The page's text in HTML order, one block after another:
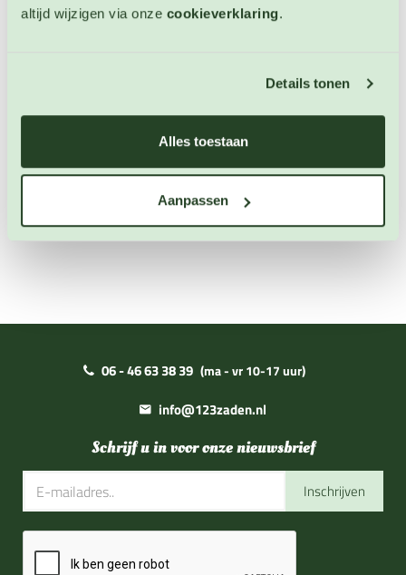
altijd wijzigen via onze cookieverklaring.
Details tonen
Alles toestaan
Aanpassen
Peul Sugar Snap Nairobi
OP VOORRAAD
06 - 46 63 38 39 (ma - vr 10-17 uur)
info@123zaden.nl
Schrijf u in voor onze nieuwsbrief
Inschrijven